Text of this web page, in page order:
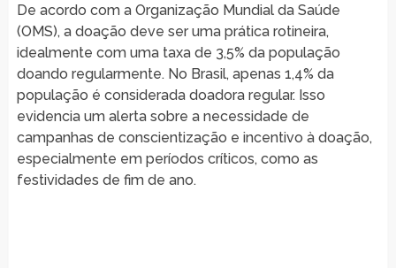
De acordo com a Organização Mundial da Saúde
(OMS), a doação deve ser uma prática rotineira,
idealmente com uma taxa de 3,5% da população
doando regularmente. No Brasil, apenas 1,4% da
população é considerada doadora regular. Isso
evidencia um alerta sobre a necessidade de
campanhas de conscientização e incentivo à doação,
especialmente em períodos críticos, como as
festividades de fim de ano.